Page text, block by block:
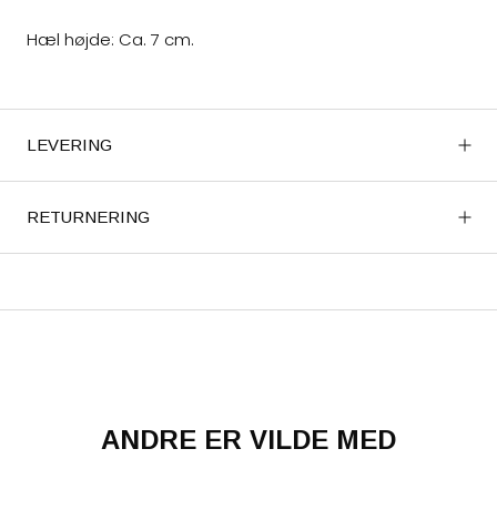
Hæl højde: Ca. 7 cm.
LEVERING
RETURNERING
ANDRE ER VILDE MED